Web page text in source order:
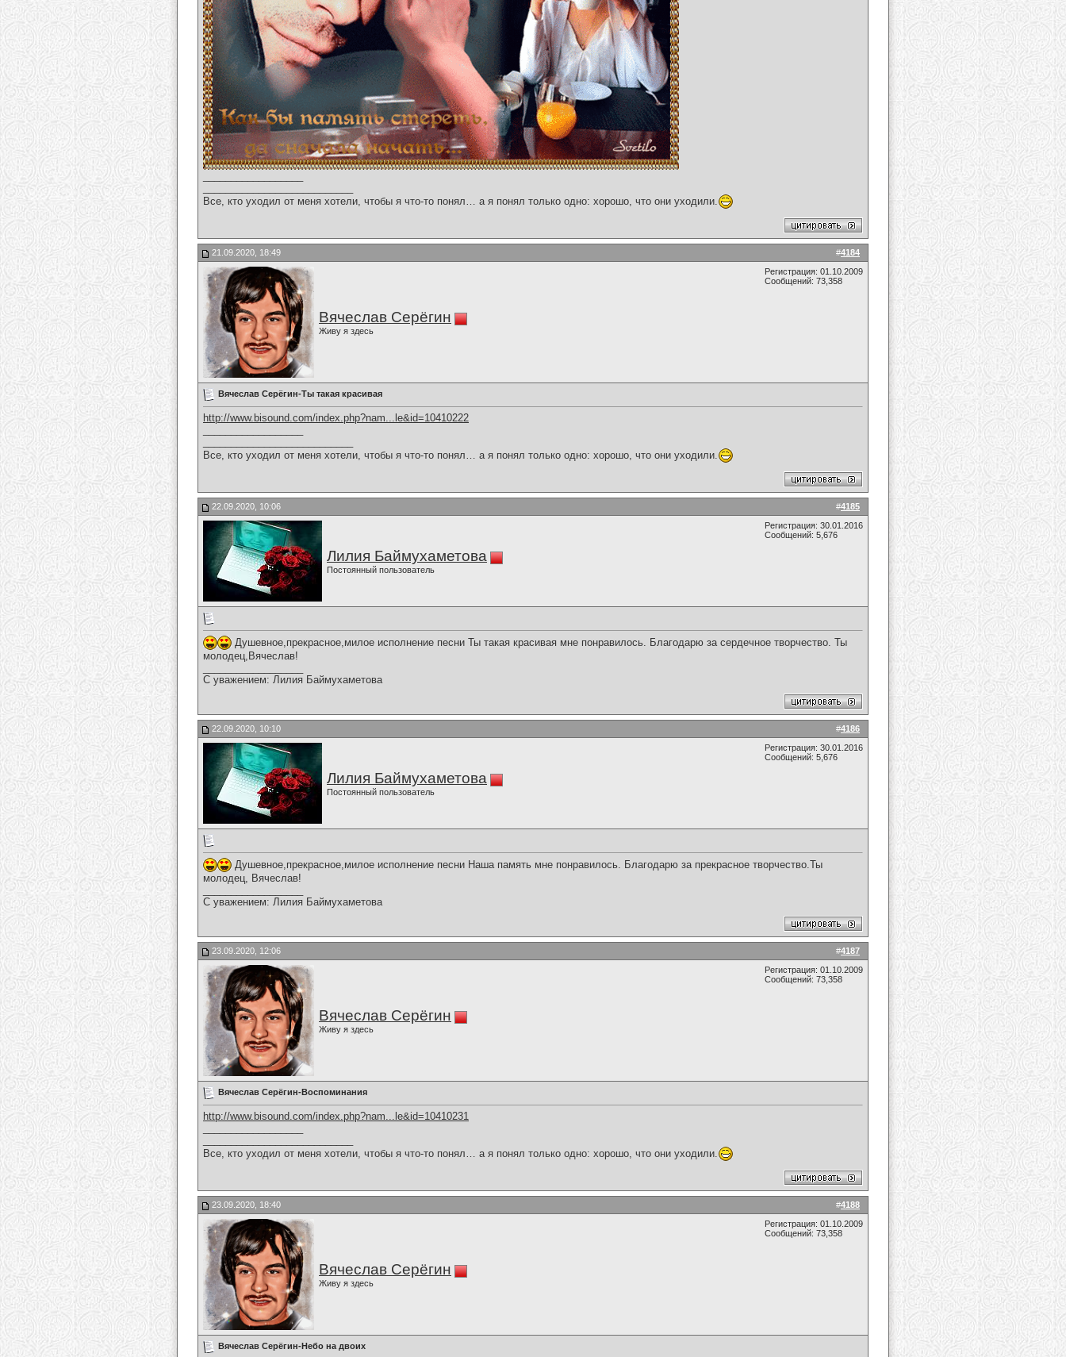
Все, кто уходил от меня хотели, чтобы я что-то понял… а я понял только одно: хорошо, что они уходили.
#4184
21.09.2020, 18:49
Вячеслав Серёгин
Живу я здесь
Регистрация: 01.10.2009
Сообщений: 73,358
Вячеслав Серёгин-Ты такая красивая
http://www.bisound.com/index.php?nam...le&id=10410222
Все, кто уходил от меня хотели, чтобы я что-то понял… а я понял только одно: хорошо, что они уходили.
#4185
22.09.2020, 10:06
Лилия Баймухаметова
Постоянный пользователь
Регистрация: 30.01.2016
Сообщений: 5,676
Душевное,прекрасное,милое исполнение песни Ты такая красивая мне понравилось. Благодарю за сердечное творчество. Ты
молодец,Вячеслав!
С уважением: Лилия Баймухаметова
#4186
22.09.2020, 10:10
Лилия Баймухаметова
Постоянный пользователь
Регистрация: 30.01.2016
Сообщений: 5,676
Душевное,прекрасное,милое исполнение песни Наша память мне понравилось. Благодарю за прекрасное творчество.Ты
молодец, Вячеслав!
С уважением: Лилия Баймухаметова
#4187
23.09.2020, 12:06
Вячеслав Серёгин
Живу я здесь
Регистрация: 01.10.2009
Сообщений: 73,358
Вячеслав Серёгин-Воспоминания
http://www.bisound.com/index.php?nam...le&id=10410231
Все, кто уходил от меня хотели, чтобы я что-то понял… а я понял только одно: хорошо, что они уходили.
#4188
23.09.2020, 18:40
Вячеслав Серёгин
Живу я здесь
Регистрация: 01.10.2009
Сообщений: 73,358
Вячеслав Серёгин-Небо на двоих